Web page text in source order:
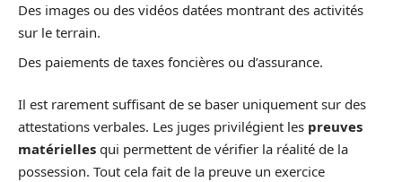
Des images ou des vidéos datées montrant des activités
sur le terrain.
Des paiements de taxes foncières ou d’assurance.
Il est rarement suffisant de se baser uniquement sur des
attestations verbales. Les juges privilégient les preuves
matérielles qui permettent de vérifier la réalité de la
possession. Tout cela fait de la preuve un exercice